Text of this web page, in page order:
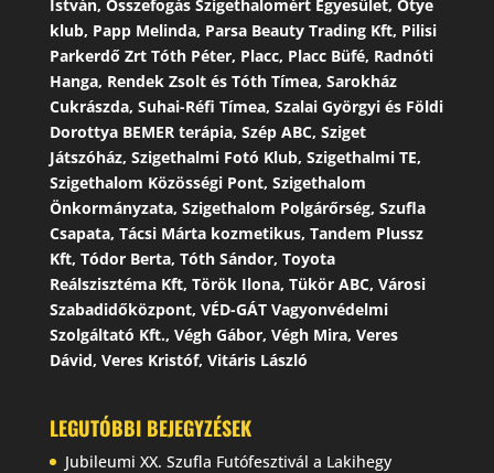
István, Összefogás Szigethalomért Egyesület, Ötye
klub, Papp Melinda, Parsa Beauty Trading Kft, Pilisi
Parkerdő Zrt Tóth Péter, Placc, Placc Büfé, Radnóti
Hanga, Rendek Zsolt és Tóth Tímea, Sarokház
Cukrászda, Suhai-Réfi Tímea, Szalai Györgyi és Földi
Dorottya BEMER terápia, Szép ABC, Sziget
Játszóház, Szigethalmi Fotó Klub, Szigethalmi TE,
Szigethalom Közösségi Pont, Szigethalom
Önkormányzata, Szigethalom Polgárőrség, Szufla
Csapata, Tácsi Márta kozmetikus, Tandem Plussz
Kft, Tódor Berta, Tóth Sándor, Toyota
Reálszisztéma Kft, Török Ilona, Tükör ABC, Városi
Szabadidőközpont, VÉD-GÁT Vagyonvédelmi
Szolgáltató Kft., Végh Gábor, Végh Mira, Veres
Dávid, Veres Kristóf, Vitáris László
LEGUTÓBBI BEJEGYZÉSEK
Jubileumi XX. Szufla Futófesztivál a Lakihegy